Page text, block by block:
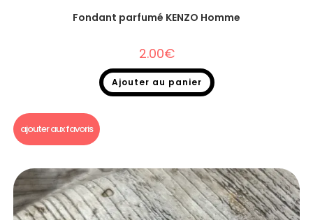
Fondant parfumé KENZO Homme
2.00€
Ajouter au panier
ajouter aux favoris